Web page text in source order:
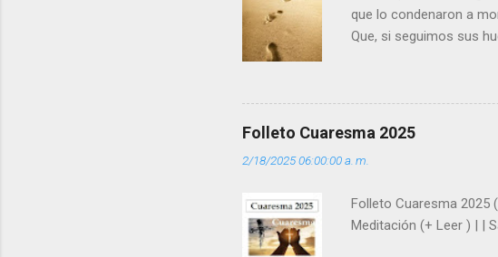
que lo condenaron a
Que, si seguimos sus
que los demás se
pero tú me das la savia
”. - ¿Te sientes super
(+ Leer ) |
Folleto Cuaresma 2025
2/18/2025 06:00:00 a. m.
Folleto Cuaresma 2025
Meditación (+ Leer ) | |